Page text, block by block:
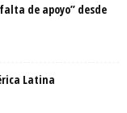
de apoyo” desde
Latina